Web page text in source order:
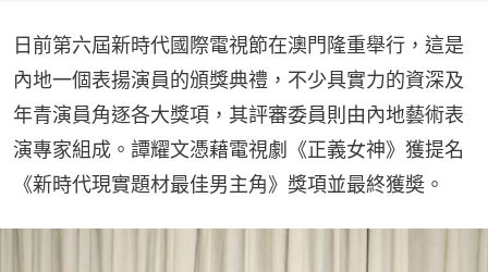
日前第六屆新時代國際電視節在澳門隆重舉行，這是
內地一個表揚演員的頒獎典禮，不少具實力的資深及
年青演員角逐各大獎項，其評審委員則由內地藝術表
演專家組成。譚耀文憑藉電視劇《正義女神》獲提名
《新時代現實題材最佳男主角》獎項並最終獲奬。